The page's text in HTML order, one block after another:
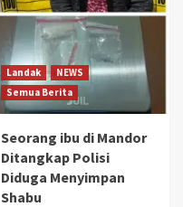
Landak
NEWS
Semua Berita
Seorang ibu di Mandor
Ditangkap Polisi
Diduga Menyimpan
Shabu